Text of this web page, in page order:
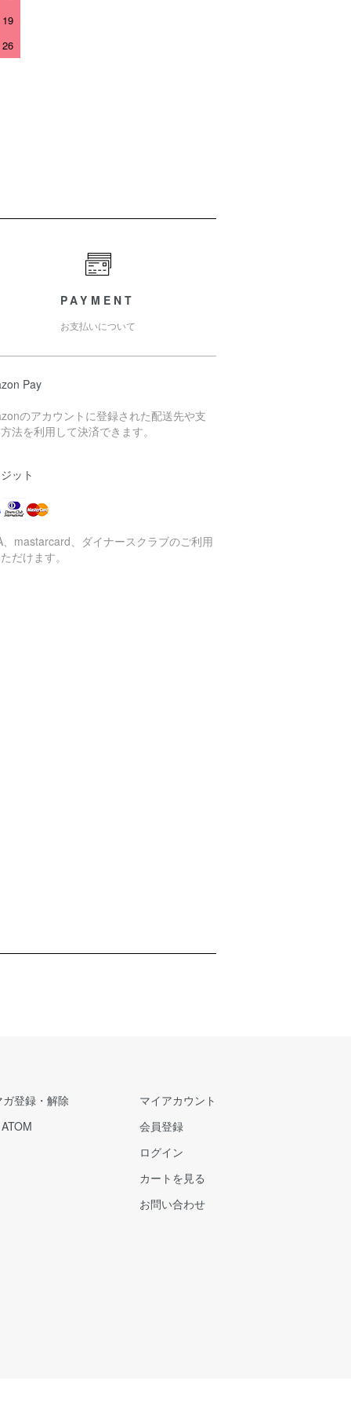
19
26
PAYMENT
お支払いについて
Pay
のアカウントに登録された配送先や支
法を利用して決済できます。
ット
、mastarcard、ダイナースクラブのご利用
だけます。
ガ登録・解除
ATOM
マイアカウント
会員登録
ログイン
カートを見る
お問い合わせ